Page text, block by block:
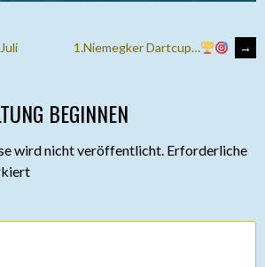
1.Niemegker Dartcup… →
BEGINNEN
wird nicht veröffentlicht. Erforderliche